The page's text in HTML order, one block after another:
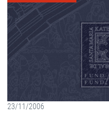
23/11/2006